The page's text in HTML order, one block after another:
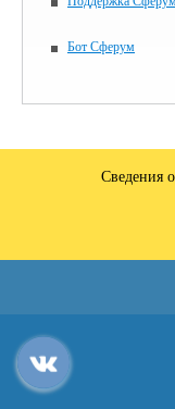
Бот Сферум
Сведения